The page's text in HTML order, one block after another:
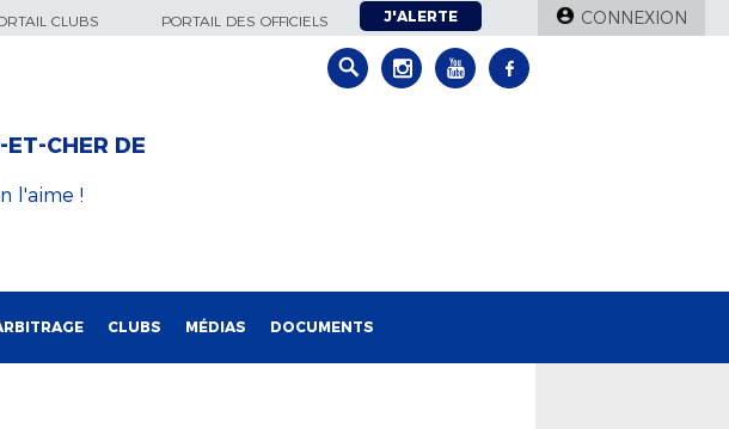
CLUBS PORTAIL DES OFFICIELS J'ALERTE CONNEXION
ET-CHER DE
l'aime !
CLUBS MÉDIAS DOCUMENTS